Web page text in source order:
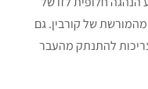
של קורבין. גם
צריכות להתנתק מהעבר